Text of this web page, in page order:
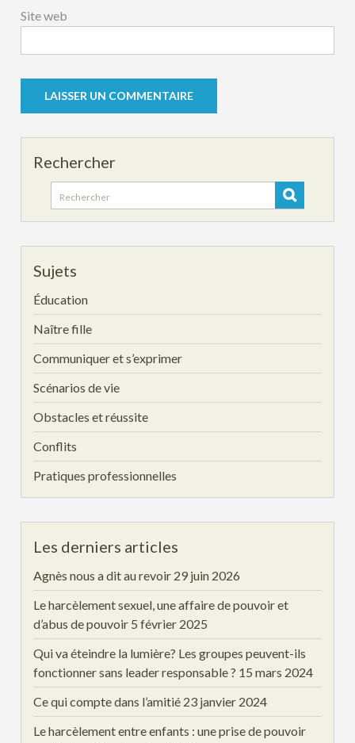
Site web
Rechercher
Search
for:
Sujets
Éducation
Naître fille
Communiquer et s’exprimer
Scénarios de vie
Obstacles et réussite
Conflits
Pratiques professionnelles
Les derniers articles
Agnès nous a dit au revoir 29 juin 2026
Le harcèlement sexuel, une affaire de pouvoir et
d’abus de pouvoir 5 février 2025
Qui va éteindre la lumière? Les groupes peuvent-ils
fonctionner sans leader responsable ? 15 mars 2024
Ce qui compte dans l’amitié 23 janvier 2024
Le harcèlement entre enfants : une prise de pouvoir